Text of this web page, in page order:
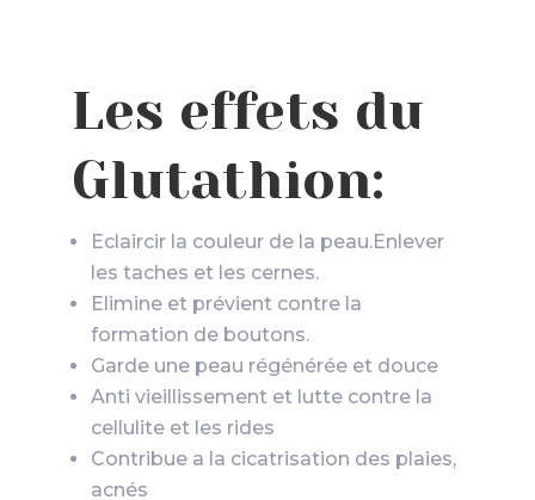
Les effets du
Glutathion:
Eclaircir la couleur de la peau.Enlever
les taches et les cernes.
Elimine et prévient contre la
formation de boutons.
Garde une peau régénérée et douce
Anti vieillissement et lutte contre la
cellulite et les rides
Contribue a la cicatrisation des plaies,
acnés